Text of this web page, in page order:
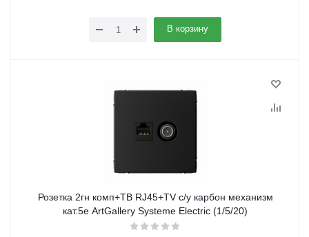
В корзину
Розетка 2гн комп+ТВ RJ45+TV с/у карбон механизм
кат.5е ArtGallery Systeme Electric (1/5/20)